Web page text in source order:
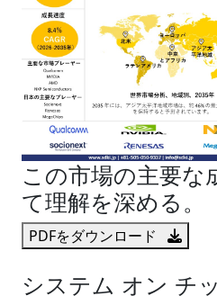
この市場の主要な
て理解を深める。
PDFをダウンロード
システム オン チ